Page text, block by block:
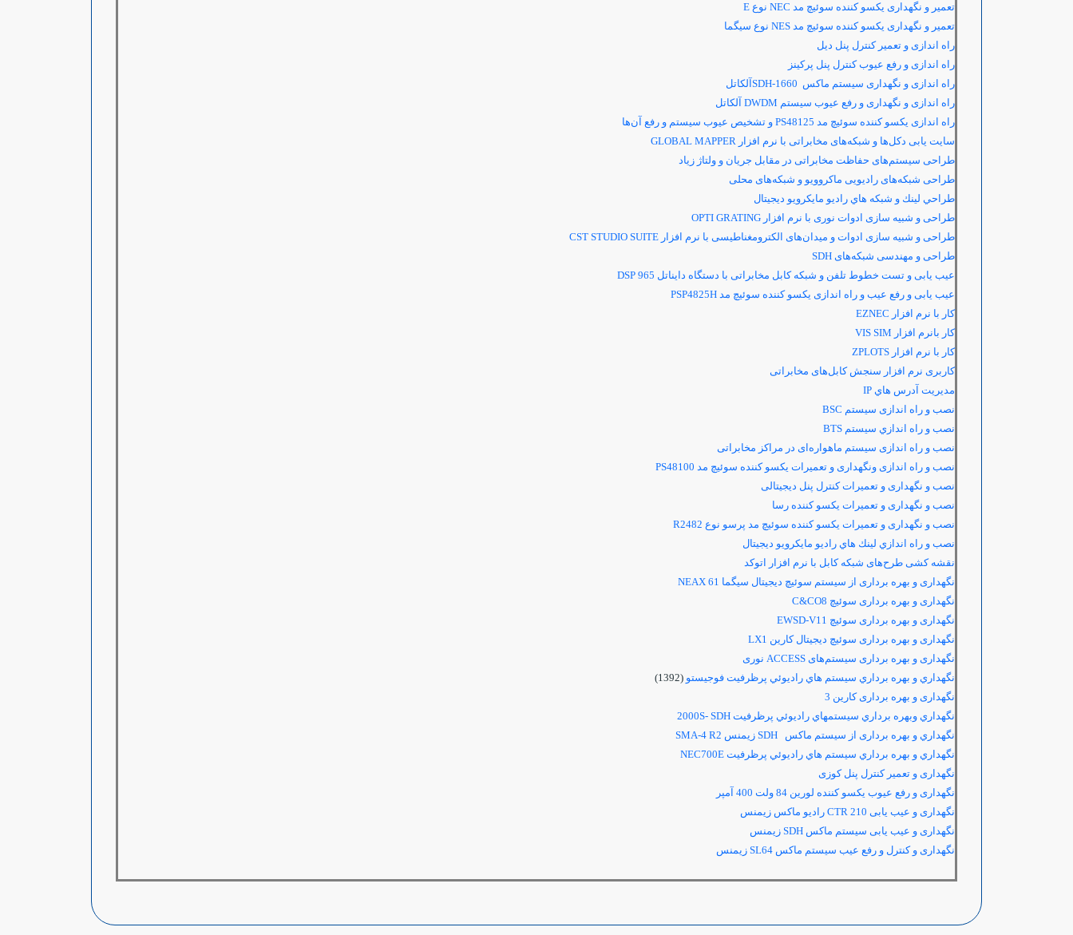
تعمیر و نگهداری یکسو کننده سوئیچ مد
نوع E
تعمیر و نگهداری یکسو کننده سوئیچ مد NES نوع سیگما
راه اندازی و تعمیر کنترل پنل دیل
راه اندازی و رفع عیوب کنترل پنل پرکینز
راه اندازی و نگهداری سیستم ماکس
آلکاتل
راه اندازی و نگهداری و رفع عیوب سیستم
آلکاتل
راه اندازی یکسو کننده سوئیچ مد
و تشخیص عیوب سیستم و رفع آن‌ها
سایت یابی دکل‌ها و شبکه‌های مخابراتی با نرم افزار GLOBAL MAPPER
طراحی سیستم‌های حفاظت مخابراتی در مقابل جریان و ولتاژ زیاد
طراحی شبکه‌های رادیویی ماکروویو و شبکه‌های محلی
طراحي لينك و شبكه هاي راديو مايكرويو ديجيتال
طراحی و شبیه سازی ادوات نوری با نرم افزار OPTI GRATING
طراحی و شبیه سازی ادوات و میدان‌های الکترومغناطیسی با نرم افزار CST STUDIO SUITE
طراحی و مهندسی شبکه‌های SDH
عیب یابی و تست خطوط تلفن و شبکه کابل مخابراتی با دستگاه دایناتل DSP 965
عیب یابی و رفع عیب و راه اندازی یکسو کننده سوئیچ مد PSP4825H
کار با نرم افزار EZNEC
کار بانرم افزار VIS SIM
کار با نرم افزار ZPLOTS
کاربری نرم افزار سنجش کابل‌های مخابراتی
مديريت آدرس هاي IP
نصب و راه اندازی سیستم BSC
نصب و راه اندازي سيستم BTS
نصب و راه اندازی سیستم ماهواره‌ای در مراکز مخابراتی
نصب و راه اندازی ونگهداری و تعمیرات یکسو کننده سوئیچ مد PS48100
نصب و نگهداری و تعمیرات کنترل پنل دیجیتالی
نصب و نگهداری و تعمیرات یکسو کننده رسا
نصب و نگهداری و تعمیرات یکسو کننده سوئیچ مد پرسو نوع R2482
نصب و راه اندازي لينك هاي راديو مايكرويو ديجيتال
نقشه کشی طرح‌های شبکه کابل با نرم افزار اتوکد
نگهداری و بهره برداری از سیستم سوئیچ دیجیتال سیگما NEAX 61
نگهداری و بهره برداری سوئیچ C&CO8
نگهداری و بهره برداری سوئیچ EWSD-V11
نگهداری و بهره برداری سوئیچ دیجیتال کارین LX1
نگهداری و بهره برداری سیستم‌های
نوری
نگهداري و بهره برداري سيستم هاي راديوئي پرظرفيت فوجيستو (1392)
نگهداری و بهره برداری کارین 3
نگهداري وبهره برداري سيستمهاي راديوئي پرظرفيت 2000S- SDH
نگهداري و بهره برداری از سيستم ماكس SDH زیمنس SMA-4 R2
نگهداري و بهره برداري سيستم هاي راديوئي پرظرفيت NEC700E
نگهداری و تعمیر کنترل پنل کوزی
نگهداری و رفع عیوب یکسو کننده لورین 84 ولت 400 آمپر
نگهداری و عیب یابی
رادیو ماکس زیمنس
نگهداری و عیب یابی سیستم ماکس
زیمنس
نگهداری و کنترل و رفع عیب سیستم ماکس
زیمنس